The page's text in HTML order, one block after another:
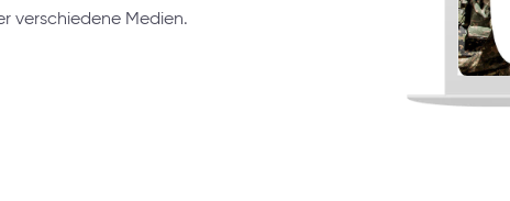
verschiedene Medien.